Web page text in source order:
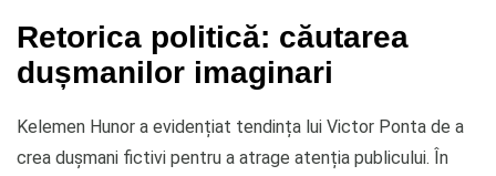
Retorica politică: căutarea
dușmanilor imaginari
Kelemen Hunor a evidențiat tendința lui Victor Ponta de a
crea dușmani fictivi pentru a atrage atenția publicului. În